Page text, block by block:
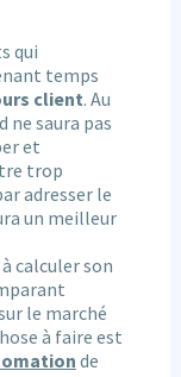
qui
temps
client. Au
ne saura pas
et
trop
adresser le
un meilleur
calculer son
le marché
à faire est
de